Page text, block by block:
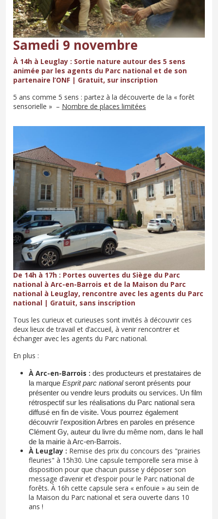
Samedi 9 novembre
À 14h à Leuglay : Sortie nature autour des 5 sens
animée par les agents du Parc national et de son
partenaire l’ONF | Gratuit, sur inscription
5 ans comme 5 sens : partez à la découverte de la « forêt
sensorielle » – Nombre de places limitées
De 14h à 17h : Portes ouvertes du Siège du Parc
national à Arc-en-Barrois et de la Maison du Parc
national à Leuglay, rencontre avec les agents du Parc
national | Gratuit, sans inscription
Tous les curieux et curieuses sont invités à découvrir ces
deux lieux de travail et d’accueil, à venir rencontrer et
échanger avec les agents du Parc national.
En plus :
À Arc-en-Barrois : des producteurs et prestataires de
la marque Esprit parc nationalseront présents pour
présenter ou vendre leurs produits ou services. Un film
rétrospectif sur les réalisations du Parc national sera
diffusé en fin de visite. Vous pourrez également
découvrir l'exposition Arbres en paroles en présence
Clément Gy, auteur du livre du même nom, dans le hall
de la mairie à Arc-en-Barrois.
À Leuglay : Remise des prix du concours des "prairies
fleuries" à 15h30. Une capsule temporelle sera mise à
disposition pour que chacun puisse y déposer son
message d’avenir et d’espoir pour le Parc national de
forêts. À 16h cette capsule sera « enfouie » au sein de
la Maison du Parc national et sera ouverte dans 10
ans !